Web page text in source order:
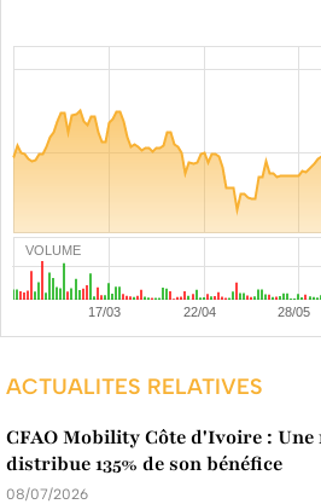
VOLUME
ACTUALITES RELATIVES
CFAO Mobility Côte d'Ivoire :
distribue 135% de son bénéfice
08/07/2026